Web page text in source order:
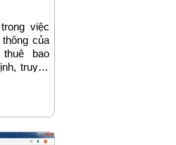
việc
của
thuê bao
truyền
dẫn chi
ứng